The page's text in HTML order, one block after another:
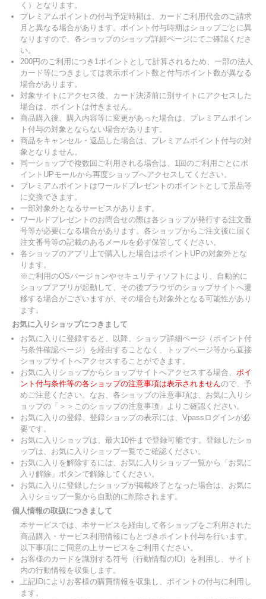
く）となります。
プレミアムポイントの付与予定時期は、カードご利用代金のご請求
月と異なる場合があります。ポイント付与時期はショップごとに異
なりますので、各ショップのショップ詳細ページにてご確認くださ
い。
200円のご利用につき1ポイントとして計算されるため、一部の法人
カード等につきましては表示ポイント数と付与ポイント数が異なる
場合があります。
対象サイトにアクセス後、カード決済前に別サイトにアクセスした
場合は、ポイントは付きません。
商品購入後、購入内容等に変更があった場合は、プレミアムポイン
ト付与の対象とならない場合があります。
商品をキャンセル・返品した場合は、プレミアムポイント付与の対
象となりません。
同一ショップで複数回ご利用される場合は、1回のご利用ごとにポ
イントUPモールから再度ショップへアクセスしてください。
プレミアムポイントはワールドプレゼントのポイントとして景品等
に交換できます。
一部対象外となるサービスがあります。
ワールドプレゼントのお問合せの際は各ショップが発行する注文番
号等が必要になる場合があります。各ショップからご注文後に届く
注文番号等の記載のあるメールを必ず保管してください。
各ショップのアプリ上で購入した場合はポイントUPの対象外とな
ります。
※ご利用のOSバージョンやセキュリティソフトにより、自動的に
ショップアプリが起動して、その後ブラウザのショップサイトへ遷
移する場合がございますが、その場合も対象外となる可能性があり
ます。
お気に入りショップにつきまして
お気に入りに登録すると、以降、ショップ詳細ページ（ポイント付
与条件確認ページ）を経由することなく、トップページ等から直接
ショップサイトへアクセスすることができます。
お気に入りショップからショップサイトへアクセスする場合、 ポイ
ント付与条件等の各ショップの注意事項は表示されませんので、予
めご注意ください。なお、各ショップの注意事項は、お気に入りシ
ョップの「＞＞このショップの注意事項」よりご確認ください。
お気に入りの登録、登録ショップの表示には、Vpassログインが必
要です。
お気に入りショップは、最大10件まで登録可能です。登録したショ
ップは、お気に入りショップ一覧でご確認ください。
お気に入りを解除するには、お気に入りショップ一覧から「お気に
入り解除」ボタンで解除してください。
お気に入りに登録したショップが掲載終了となった場合は、お気に
入りショップ一覧から自動的に削除されます。
個人情報の取扱につきまして
本サービスでは、本サービスを経由して各ショップをご利用された
商品購入・サービス利用情報にもとづきポイント付与を行います。
以下事項にご同意の上サービスをご利用ください。
お客様のカードを識別する符号（行動情報のID）を利用し、サイト
内の行動情報を収集します。
上記IDによりお客様の購買情報を収集し、ポイントの付与に利用し
ます。